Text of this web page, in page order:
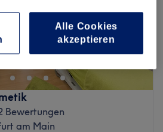
Touch
– dem Studio für
Lymphdrainage in Frankfurt,
tiefen Leidenschaft für ihre
ist in Brasilien keine
istgelebte Kultur
Bewertungen
am Main
Alle Cookies
akzeptieren